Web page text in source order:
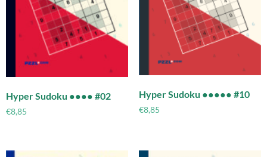
Hyper Sudoku ●●●● #02
€8,85
Hyper Sudoku ●●●●● #10
€8,85